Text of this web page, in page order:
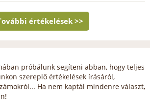
próbálunk segíteni abban, hogy teljes
szereplő értékelések írásáról,
Ha nem kaptál mindenre választ,